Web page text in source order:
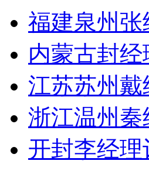
福建泉州
内蒙古封
江苏苏州戴
浙江温州秦
开封李经